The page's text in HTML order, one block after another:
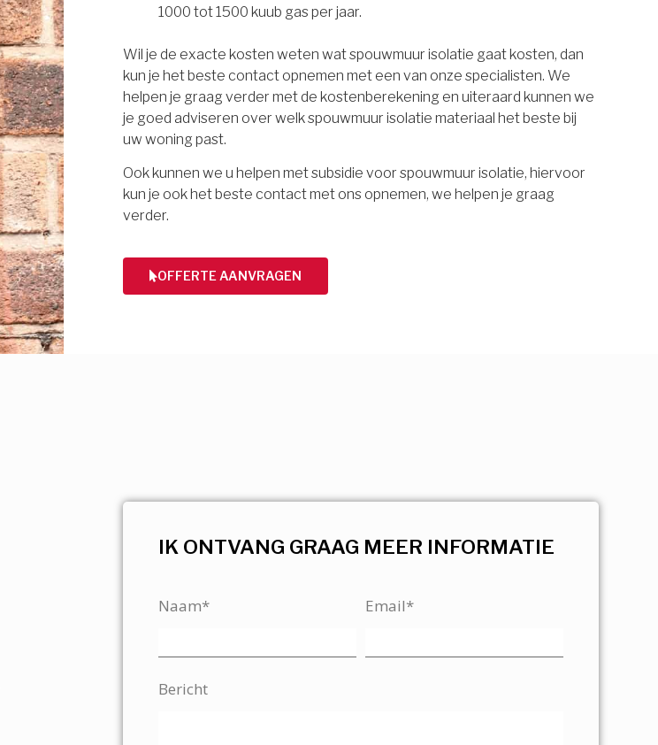
1000 tot 1500 kuub gas per jaar.
Wil je de exacte kosten weten wat spouwmuur isolatie gaat kosten, dan
kun je het beste contact opnemen met een van onze specialisten. We
helpen je graag verder met de kostenberekening en uiteraard kunnen we
je goed adviseren over welk spouwmuur isolatie materiaal het beste bij
uw woning past.
Ook kunnen we u helpen met subsidie voor spouwmuur isolatie, hiervoor
kun je ook het beste contact met ons opnemen, we helpen je graag
verder.
OFFERTE AANVRAGEN
IK ONTVANG GRAAG MEER INFORMATIE
Naam* Email*
Bericht